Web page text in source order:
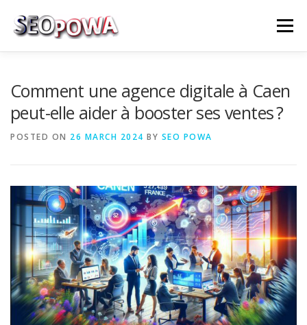
Menu
Comment une agence digitale à Caen
peut-elle aider à booster ses ventes ?
POSTED ON 26 MARCH 2024 BY SEO POWA